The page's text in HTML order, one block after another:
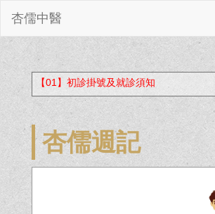
杏儒中醫
【01】初診掛號及就診須知
杏儒週記